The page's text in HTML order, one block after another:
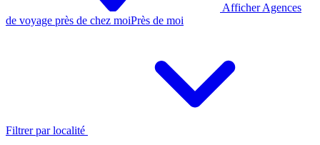
Afficher Agences
de voyage près de chez moiPrès de moi
Filtrer par localité